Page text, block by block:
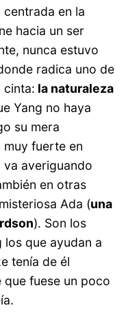
en la
hacia un ser
nunca estuvo
radica uno de
cinta: la naturaleza
Yang no haya
su mera
fuerte en
averiguando
en otras
Ada (una
). Son los
los que ayudan a
tenía de él
fuese un poco